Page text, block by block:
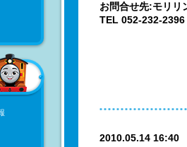
お問合せ先:モリ
TEL 052-232-2396
2010.05.14